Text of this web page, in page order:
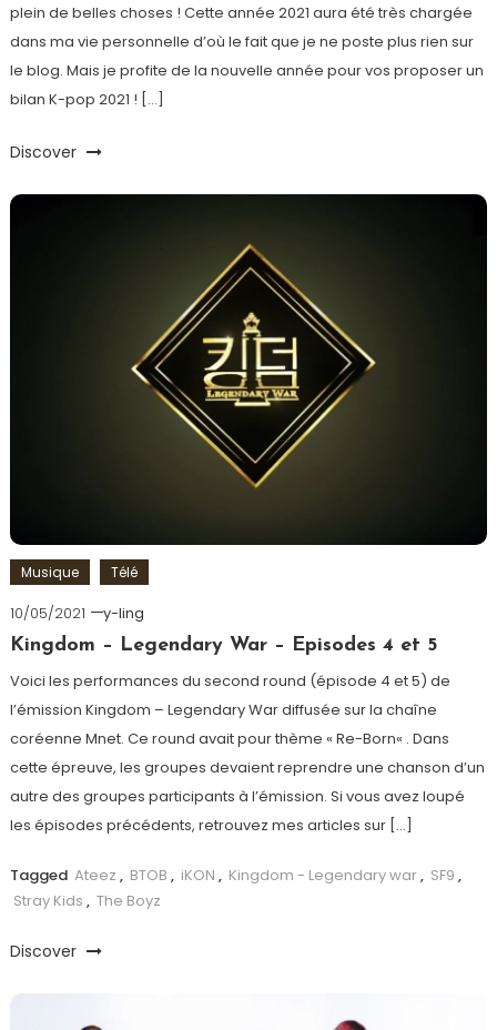
plein de belles choses ! Cette année 2021 aura été très chargée
dans ma vie personnelle d’où le fait que je ne poste plus rien sur
le blog. Mais je profite de la nouvelle année pour vos proposer un
bilan K-pop 2021 ! […]
Discover
Musique Télé
10/05/2021
y-ling
Kingdom – Legendary War – Episodes 4 et 5
Voici les performances du second round (épisode 4 et 5) de
l’émission Kingdom – Legendary War diffusée sur la chaîne
coréenne Mnet. Ce round avait pour thème « Re-Born« . Dans
cette épreuve, les groupes devaient reprendre une chanson d’un
autre des groupes participants à l’émission. Si vous avez loupé
les épisodes précédents, retrouvez mes articles sur […]
Tagged Ateez , BTOB , iKON , Kingdom - Legendary war, SF9 ,
Stray Kids , The Boyz
Discover